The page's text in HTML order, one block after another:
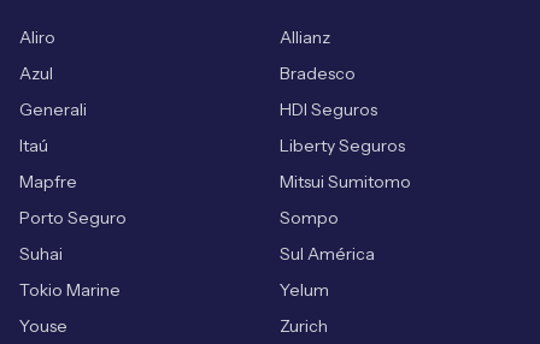
Aliro
Allianz
Azul
Bradesco
Generali
HDI Seguros
Itaú
Liberty Seguros
Mapfre
Mitsui Sumitomo
Porto Seguro
Sompo
Suhai
Sul América
Tokio Marine
Yelum
Youse
Zurich